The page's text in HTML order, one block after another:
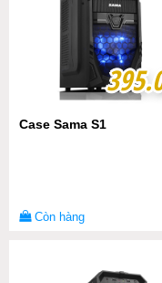
Case Sama S1
Còn hàng